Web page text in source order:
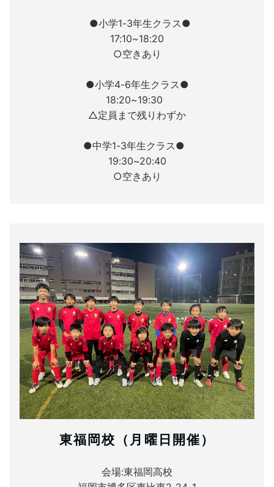
●小学1-3年生クラス●
17:10~18:20
○空きあり
●小学4-6年生クラス●
18:20~19:30
△定員まで残りわずか
●中学1-3年生クラス●
19:30~20:40
○空きあり
東福岡校（月曜日開催）
会場:東福岡高校